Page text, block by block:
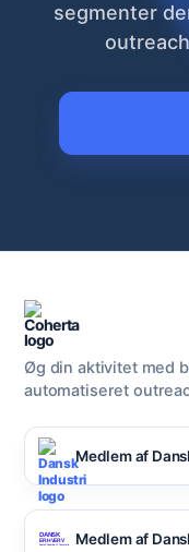
segmenter
Øg din aktivitet med
automatiseret
Medlem af
Medlem af